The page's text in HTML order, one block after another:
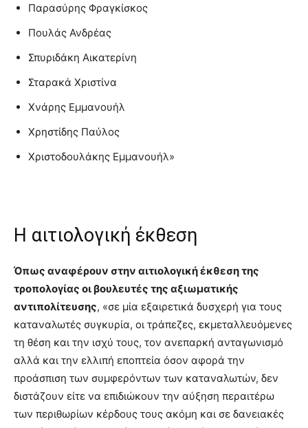
Παρασύρης Φραγκίσκος
Πουλάς Ανδρέας
Σπυριδάκη Αικατερίνη
Σταρακά Χριστίνα
Χνάρης Εμμανουήλ
Χρηστίδης Παύλος
Χριστοδουλάκης Εμμανουήλ»
Η αιτιολογική έκθεση
Όπως αναφέρουν στην αιτιολογική έκθεση της
τροπολογίας οι βουλευτές της αξιωματικής
αντιπολίτευσης, «σε μία εξαιρετικά δυσχερή για τους
καταναλωτές συγκυρία, οι τράπεζες, εκμεταλλευόμενες
τη θέση και την ισχύ τους, τον ανεπαρκή ανταγωνισμό
αλλά και την ελλιπή εποπτεία όσον αφορά την
προάσπιση των συμφερόντων των καταναλωτών, δεν
διστάζουν είτε να επιδιώκουν την αύξηση περαιτέρω
των περιθωρίων κέρδους τους ακόμη και σε δανειακές